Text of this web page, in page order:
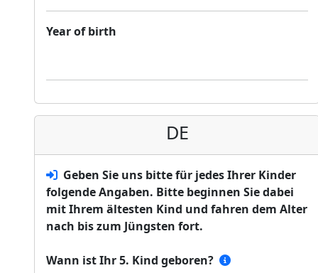
Year of birth
DE
Geben Sie uns bitte für jedes Ihrer Kinder
folgende Angaben. Bitte beginnen Sie dabei
mit Ihrem ältesten Kind und fahren dem Alter
nach bis zum Jüngsten fort.
Wann ist Ihr 5. Kind geboren?